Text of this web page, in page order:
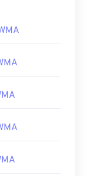
이므로 음악
게 작동하는
합니다.
?
Media
니다. 하지만
때문에 다른
자주 사용
으로는